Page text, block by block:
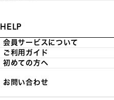
HELP
会員サービスについて
ご利用ガイド
初めての方へ
お問い合わせ